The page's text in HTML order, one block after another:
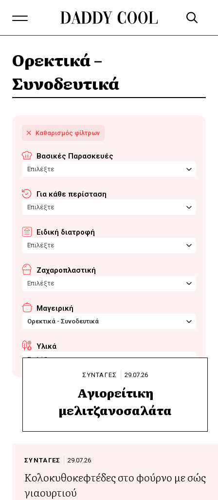
Ορεκτικά –
Συνοδευτικά
Βασικές Παρασκευές
Επιλέξτε
Για κάθε περίσταση
Επιλέξτε
Ειδική διατροφή
Επιλέξτε
Ζαχαροπλαστική
Επιλέξτε
Μαγειρική
Ορεκτικά - Συνοδευτικά
Υλικά
Επιλέξτε
ΣΥΝΤΑΓΕΣ 29.07.26
Αγιορείτικη
μελιτζανοσαλάτα
ΣΥΝΤΑΓΕΣ 29.07.26
Κολοκυθοκεφτέδες στο φούρνο με σώς
γιαουρτιού